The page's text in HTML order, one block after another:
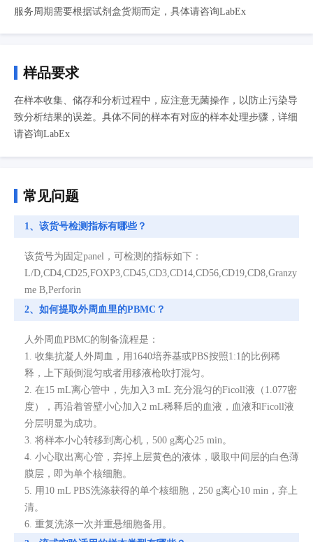
服务周期需要根据试剂盒货期而定，具体请咨询LabEx
样品要求
在样本收集、储存和分析过程中，应注意无菌操作，以防止污染导
致分析结果的误差。具体不同的样本有对应的样本处理步骤，详细
请咨询LabEx
常见问题
1、该货号检测指标有哪些？
该货号为固定panel，可检测的指标如下：
L/D,CD4,CD25,FOXP3,CD45,CD3,CD14,CD56,CD19,CD8,Granzy
me B,Perforin
2、如何提取外周血里的PBMC？
人外周血PBMC的制备流程是：
1. 收集抗凝人外周血，用1640培养基或PBS按照1:1的比例稀
释，上下颠倒混匀或者用移液枪吹打混匀。
2. 在15 mL离心管中，先加入3 mL 充分混匀的Ficoll液（1.077密
度），再沿着管壁小心加入2 mL稀释后的血液，血液和Ficoll液
分层明显为成功。
3. 将样本小心转移到离心机，500 g离心25 min。
4. 小心取出离心管，弃掉上层黄色的液体，吸取中间层的白色薄
膜层，即为单个核细胞。
5. 用10 mL PBS洗涤获得的单个核细胞，250 g离心10 min，弃上
清。
6. 重复洗涤一次并重悬细胞备用。